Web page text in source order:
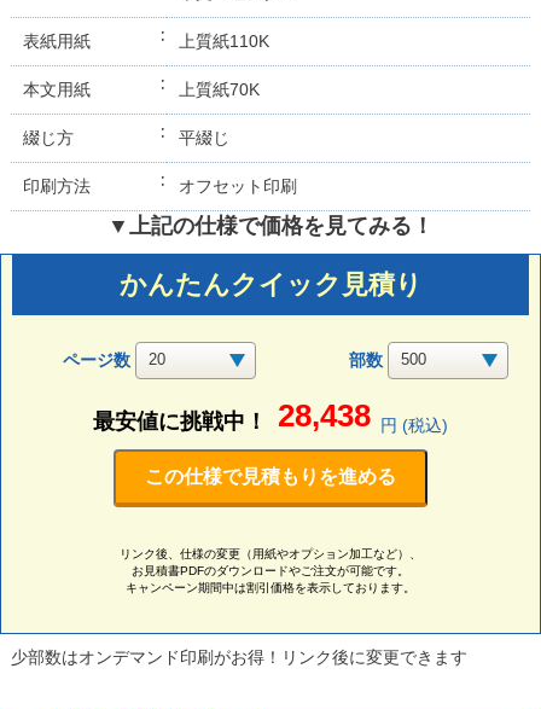
表紙用紙 上質紙110K
本文用紙 上質紙70K
綴じ方 平綴じ
印刷方法 オフセット印刷
▼上記の仕様で価格を見てみる！
かんたんクイック見積り
ページ数 部数
最安値に挑戦中！ 28,438 円 (税込)
この仕様で見積もりを進める
リンク後、仕様の変更（用紙やオプション加工など）、
お見積書PDFのダウンロードやご注文が可能です。
キャンペーン期間中は割引価格を表示しております。
少部数はオンデマンド印刷がお得！リンク後に変更できます